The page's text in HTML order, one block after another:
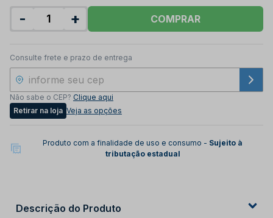
- + COMPRAR
Consulte frete e prazo de entrega
Não sabe o CEP? Clique aqui
Retirar na loja Veja as opções
Produto com a finalidade de uso e consumo - Sujeito à
tributação estadual
Descrição do Produto